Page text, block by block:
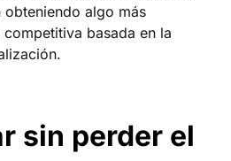
algo más
basada en la
sin perder el